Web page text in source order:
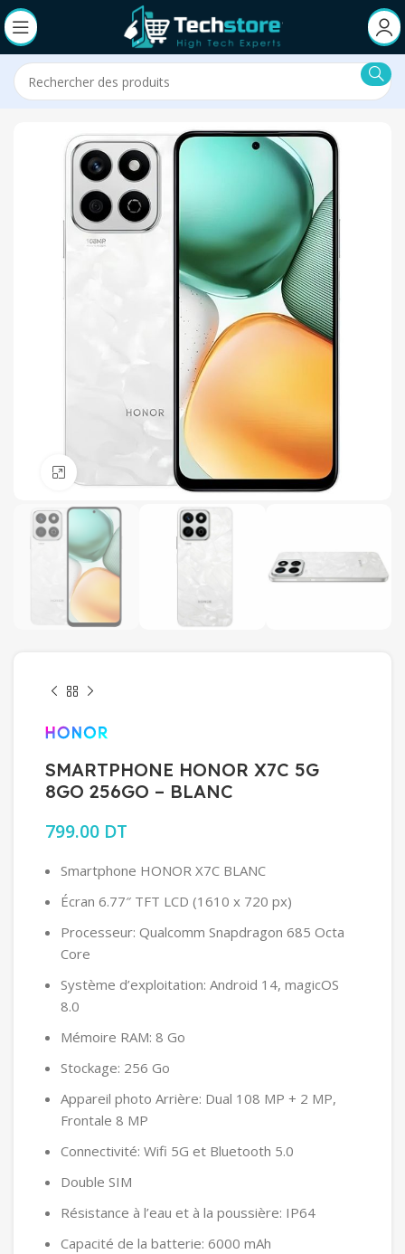
SMARTPHONE HONOR X7C 5G
8GO 256GO – BLANC
799.00 DT
Smartphone HONOR X7C BLANC
Écran 6.77″ TFT LCD (1610 x 720 px)
Processeur: Qualcomm Snapdragon 685 Octa
Core
Système d’exploitation: Android 14, magicOS
8.0
Mémoire RAM: 8 Go
Stockage: 256 Go
Appareil photo Arrière: Dual 108 MP + 2 MP,
Frontale 8 MP
Connectivité: Wifi 5G et Bluetooth 5.0
Double SIM
Résistance à l’eau et à la poussière: IP64
Capacité de la batterie: 6000 mAh